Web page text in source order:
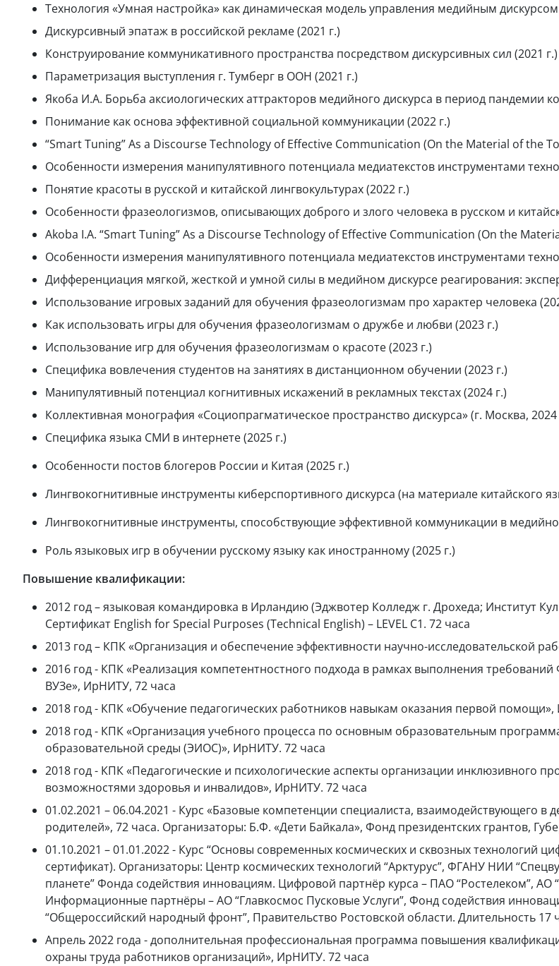
Технология «Умная настройка» как динамическая модель управления медийным дискурсом
Дискурсивный эпатаж в российской рекламе (2021 г.)
Конструирование коммуникативного пространства посредством дискурсивных сил (2021 г.)
Параметризация выступления г. Тумберг в ООН (2021 г.)
Якоба И.А. Борьба аксиологических аттракторов медийного дискурса в период пандемии
Понимание как основа эффективной социальной коммуникации (2022 г.)
“Smart Tuning” As a Discourse Technology of Effective Communication (On the Material of the
Особенности измерения манипулятивного потенциала медиатекстов инструментами
Понятие красоты в русской и китайской лингвокультурах (2022 г.)
Особенности фразеологизмов, описывающих доброго и злого человека в русском и
Аkoba I.A. “Smart Tuning” As a Discourse Technology of Effective Communication (On the
Особенности измерения манипулятивного потенциала медиатекстов инструментами
Дифференциация мягкой, жесткой и умной силы в медийном дискурсе реагирования:
Использование игровых заданий для обучения фразеологизмам про характер человека
Как использовать игры для обучения фразеологизмам о дружбе и любви (2023 г.)
Использование игр для обучения фразеологизмам о красоте (2023 г.)
Специфика вовлечения студентов на занятиях в дистанционном обучении (2023 г.)
Манипулятивный потенциал когнитивных искажений в рекламных текстах (2024 г.)
Коллективная монография «Социопрагматическое пространство дискурса» (г. Москва, 2024
Специфика языка СМИ в интернете (2025 г.)
Особенности постов блогеров России и Китая (2025 г.)
Лингвокогнитивные инструменты киберспортивного дискурса (на материале китайского
Лингвокогнитивные инструменты, способствующие эффективной коммуникации в
Роль языковых игр в обучении русскому языку как иностранному (2025 г.)
Повышение квалификации:
2012 год – языковая командировка в Ирландию (Эджвотер Колледж г. Дрохеда; Институт
Сертификат English for Special Purposes (Technical English) – LEVEL C1. 72 часа
2013 год – КПК «Организация и обеспечение эффективности научно-исследовательской
2016 год - КПК «Реализация компетентностного подхода в рамках выполнения
ВУЗе», ИрНИТУ, 72 часа
2018 год - КПК «Обучение педагогических работников навыкам оказания первой
2018 год - КПК «Организация учебного процесса по основным образовательным
образовательной среды (ЭИОС)», ИрНИТУ. 72 часа
2018 год - КПК «Педагогические и психологические аспекты организации инклюзивного
возможностями здоровья и инвалидов», ИрНИТУ. 72 часа
01.02.2021 – 06.04.2021 - Курс «Базовые компетенции специалиста, взаимодействующего
родителей», 72 часа. Организаторы: Б.Ф. «Дети Байкала», Фонд президентских грантов,
01.10.2021 – 01.01.2022 - Курс “Основы современных космических и сквозных технологий
сертификат). Организаторы: Центр космических технологий “Арктурус”, ФГАНУ НИИ
планете” Фонда содействия инновациям. Цифровой партнёр курса – ПАО “Ростелеком”,
Информационные партнёры – АО “Главкосмос Пусковые Услуги”, Фонд содействия
“Общероссийский народный фронт”, Правительство Ростовской области. Длительность
Апрель 2022 года - дополнительная профессиональная программа повышения
охраны труда работников организаций», ИрНИТУ. 72 часа